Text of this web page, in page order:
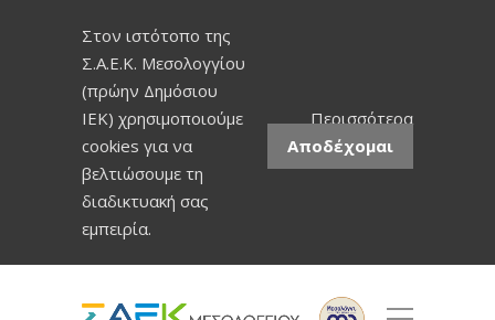
Στον ιστότοπο της
Σ.Α.Ε.Κ. Μεσολογγίου
(πρώην Δημόσιου
ΙΕΚ) χρησιμοποιούμε
cookies για να
βελτιώσουμε τη
διαδικτυακή σας
εμπειρία.
Περισσότερα
Αποδέχομαι